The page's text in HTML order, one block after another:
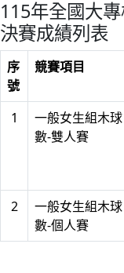
115年全國大
決賽成績列表
序
號
競賽項目
1
一般女生組木
數-雙人賽
2
一般女生組木
數-個人賽